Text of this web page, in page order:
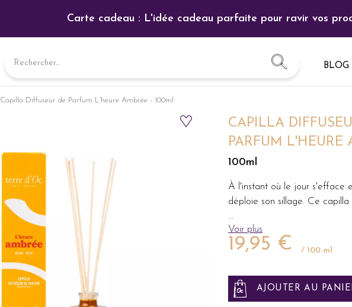
Carte cadeau : L'idée cadeau parfaite pour ravir vos
BLOG
Capilla Diffuseur de Parfum L'heure Ambrée - 100ml
CAPILLA
PARFUM L'HEURE
100ml
À l'instant où le jour s'efface
déploie son sillage. Ce
...
Voir plus
19,95 € / 100 ml
AJOUTER AU